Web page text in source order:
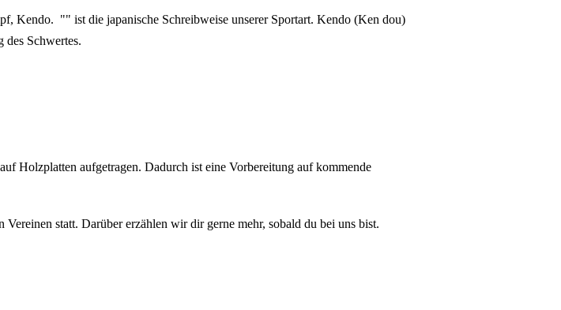
Kendo. "" ist die japanische Schreibweise unserer Sportart. Kendo (Ken dou)
Schwertes.
Holzplatten aufgetragen. Dadurch ist eine Vorbereitung auf kommende
statt. Darüber erzählen wir dir gerne mehr, sobald du bei uns bist.